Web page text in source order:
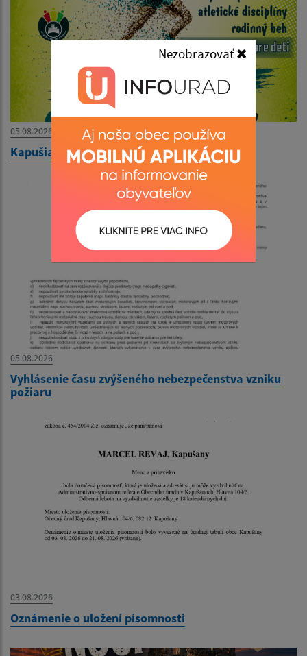
Nezobrazovať
05.08.2026
Kapušianska 5ka
05.08.2026
Vyhlásenie času zvýšeného nebezpečenstva vzniku
požiaru
03.08.2026
Oznámenie o uložení písomnosti